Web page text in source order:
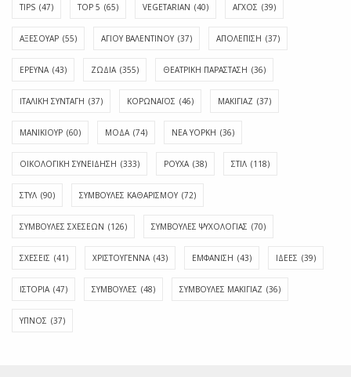
TIPS (47) TOP 5 (65) VEGETARIAN (40) ΑΓΧΟΣ (39)
ΑΞΕΣΟΥΑΡ (55) ΑΓΊΟΥ ΒΑΛΕΝΤΊΝΟΥ (37) ΑΠΟΛΈΠΙΣΗ (37)
ΕΡΕΥΝΑ (43) ΖΩΔΙΑ (355) ΘΕΑΤΡΙΚΗ ΠΑΡΑΣΤΑΣΗ (36)
ΙΤΑΛΙΚΗ ΣΥΝΤΑΓΗ (37) ΚΟΡΩΝΑΪΟΣ (46) ΜΑΚΙΓΙΑΖ (37)
ΜΑΝΙΚΙΟΥΡ (60) ΜΟΔΑ (74) ΝΕΑ ΥΟΡΚΗ (36)
ΟΙΚΟΛΟΓΙΚΗ ΣΥΝΕΙΔΗΣΗ (333) ΡΟΥΧΑ (38) ΣΤΙΛ (118)
ΣΤΥΛ (90) ΣΥΜΒΟΥΛΕΣ ΚΑΘΑΡΙΣΜΟΥ (72)
ΣΥΜΒΟΥΛΕΣ ΣΧΕΣΕΩΝ (126) ΣΥΜΒΟΥΛΕΣ ΨΥΧΟΛΟΓΙΑΣ (70)
ΣΧΕΣΕΙΣ (41) ΧΡΙΣΤΟΥΓΕΝΝΑ (43) ΕΜΦΆΝΙΣΗ (43) ΙΔΈΕΣ (39)
ΙΣΤΟΡΊΑ (47) ΣΥΜΒΟΥΛΈΣ (48) ΣΥΜΒΟΥΛΈΣ ΜΑΚΙΓΙΆΖ (36)
ΎΠΝΟΣ (37)